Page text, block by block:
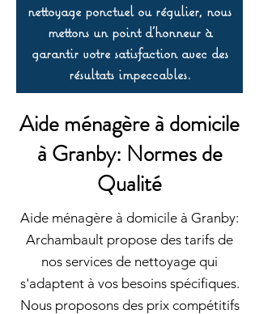
nettoyage ponctuel ou régulier, nous
mettons un point d’honneur à
garantir votre satisfaction avec des
résultats impeccables.
Aide ménagère à domicile
à Granby: Normes de
Qualité
Aide ménagère à domicile à Granby:
Archambault propose des tarifs de
nos services de nettoyage qui
s'adaptent à vos besoins spécifiques.
Nous proposons des prix compétitifs